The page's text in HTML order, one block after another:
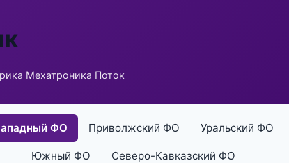
Мехатроника Поток
ФО Приволжский ФО Уральский ФО
Южный ФО Северо-Кавказский ФО